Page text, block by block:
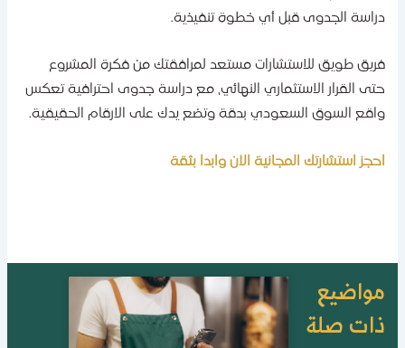
الجدوى قبل أي خطوة تنفيذية.
طويق للاستشارات مستعد لمرافقتك من فكرة المشروع
القرار الاستثماري النهائي، مع دراسة جدوى احترافية تعكس
السوق السعودي بدقة وتضع يدك على الارقام الحقيقية.
استشارتك المجانية الان وابدا بثقة
صلة